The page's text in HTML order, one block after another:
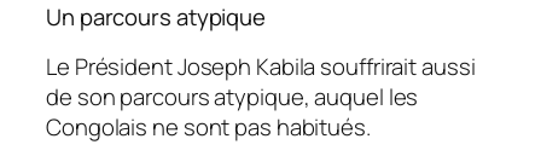
Un parcours atypique
Le Président Joseph Kabila souffrirait aussi
de son parcours atypique, auquel les
Congolais ne sont pas habitués.